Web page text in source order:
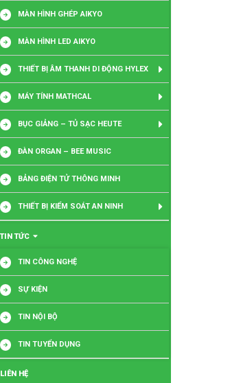
MÀN HÌNH GHÉP AIKYO
MÀN HÌNH LED AIKYO
THIẾT BỊ ÂM THANH DI ĐỘNG HYLEX
MÁY TÍNH MATHCAL
BỤC GIẢNG – TỦ SẠC HEUTE
ĐÀN ORGAN – BEE MUSIC
BẢNG ĐIỆN TỬ THÔNG MINH
THIẾT BỊ KIỂM SOÁT AN NINH
TIN TỨC
TIN CÔNG NGHỆ
SỰ KIỆN
TIN NỘI BỘ
TIN TUYỂN DỤNG
LIÊN HỆ